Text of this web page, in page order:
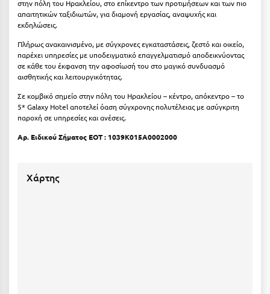
Κοζάνη
Κοκκώνι Κορινθίας
Κομοτηνή
Κόνιτσα
Κόρινθος
Κορώνη
Κουρούτα Ηλείας
στην πόλη του Ηρακλείου, στο επίκεντρο των προτιμήσεων και των πιο
απαιτητικών ταξιδιωτών, για διαμονή εργασίας, αναψυχής και
εκδηλώσεις.
Πλήρως ανακαινισμένο, με σύγχρονες εγκαταστάσεις, ζεστό και οικείο,
παρέχει υπηρεσίες με υποδειγματικό επαγγελματισμό αποδεικνύοντας
σε κάθε του έκφανση την αφοσίωσή του στο μαγικό συνδυασμό
αισθητικής και λειτουργικότητας.
Σε κομβικό σημείο στην πόλη του Ηρακλείου – κέντρο, απόκεντρο – το
5* Galaxy Hotel αποτελεί όαση σύγχρονης πολυτέλειας με ασύγκριτη
παροχή σε υπηρεσίες και ανέσεις.
Aρ. Ειδικού Σήματος ΕΟΤ : 1039Κ015Α0002000
Χάρτης